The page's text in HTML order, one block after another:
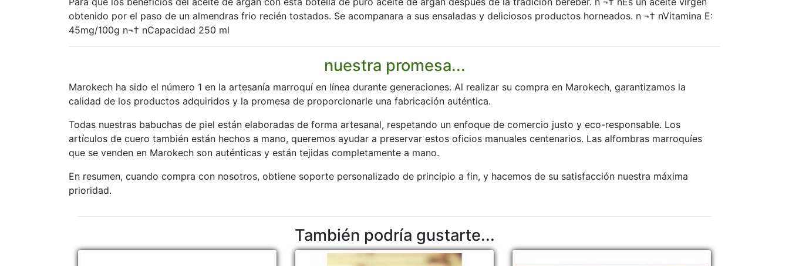
obtenido por el paso de un almendras frio recién tostados. Se acompanara a sus ensaladas y deliciosos productos horneados. n ¬† nVitamina E:
45mg/100g n¬† nCapacidad 250 ml
nuestra promesa...
Marokech ha sido el número 1 en la artesanía marroquí en línea durante generaciones. Al realizar su compra en Marokech, garantizamos la
calidad de los productos adquiridos y la promesa de proporcionarle una fabricación auténtica.
Todas nuestras babuchas de piel están elaboradas de forma artesanal, respetando un enfoque de comercio justo y eco-responsable. Los
artículos de cuero también están hechos a mano, queremos ayudar a preservar estos oficios manuales centenarios. Las alfombras marroquíes
que se venden en Marokech son auténticas y están tejidas completamente a mano.
En resumen, cuando compra con nosotros, obtiene soporte personalizado de principio a fin, y hacemos de su satisfacción nuestra máxima
prioridad.
También podría gustarte...